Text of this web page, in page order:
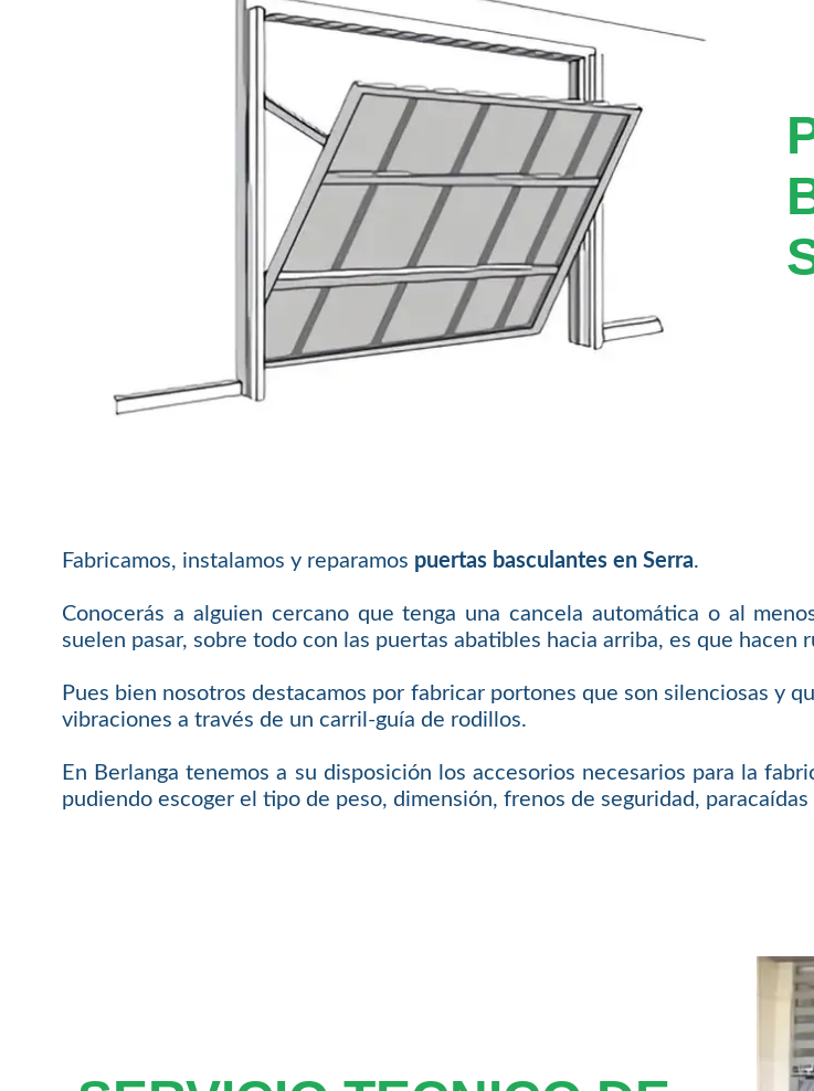
Fabricamos, instalamos y reparamos puertas basculantes en Serra.
Conocerás a alguien cercano que tenga una cancela automática o al
suelen pasar, sobre todo con las puertas abatibles hacia arriba, es que hacen
Pues bien nosotros destacamos por fabricar portones que son silenciosas y
vibraciones a través de un carril-guía de rodillos.
En Berlanga tenemos a su disposición los accesorios necesarios para la
pudiendo escoger el tipo de peso, dimensión, frenos de seguridad,